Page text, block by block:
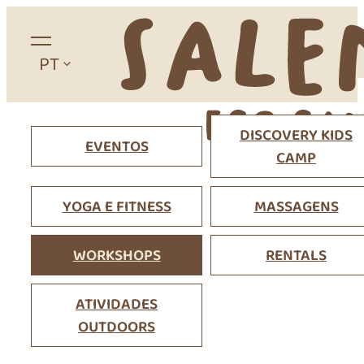
Home
Sobre
Campismo
Alojamentos
Glamping
Apartamentos
Estúdios
PT
EVENTOS
DISCOVERY KIDS
CAMP
YOGA E FITNESS
MASSAGENS
WORKSHOPS
RENTALS
ATIVIDADES
OUTDOORS